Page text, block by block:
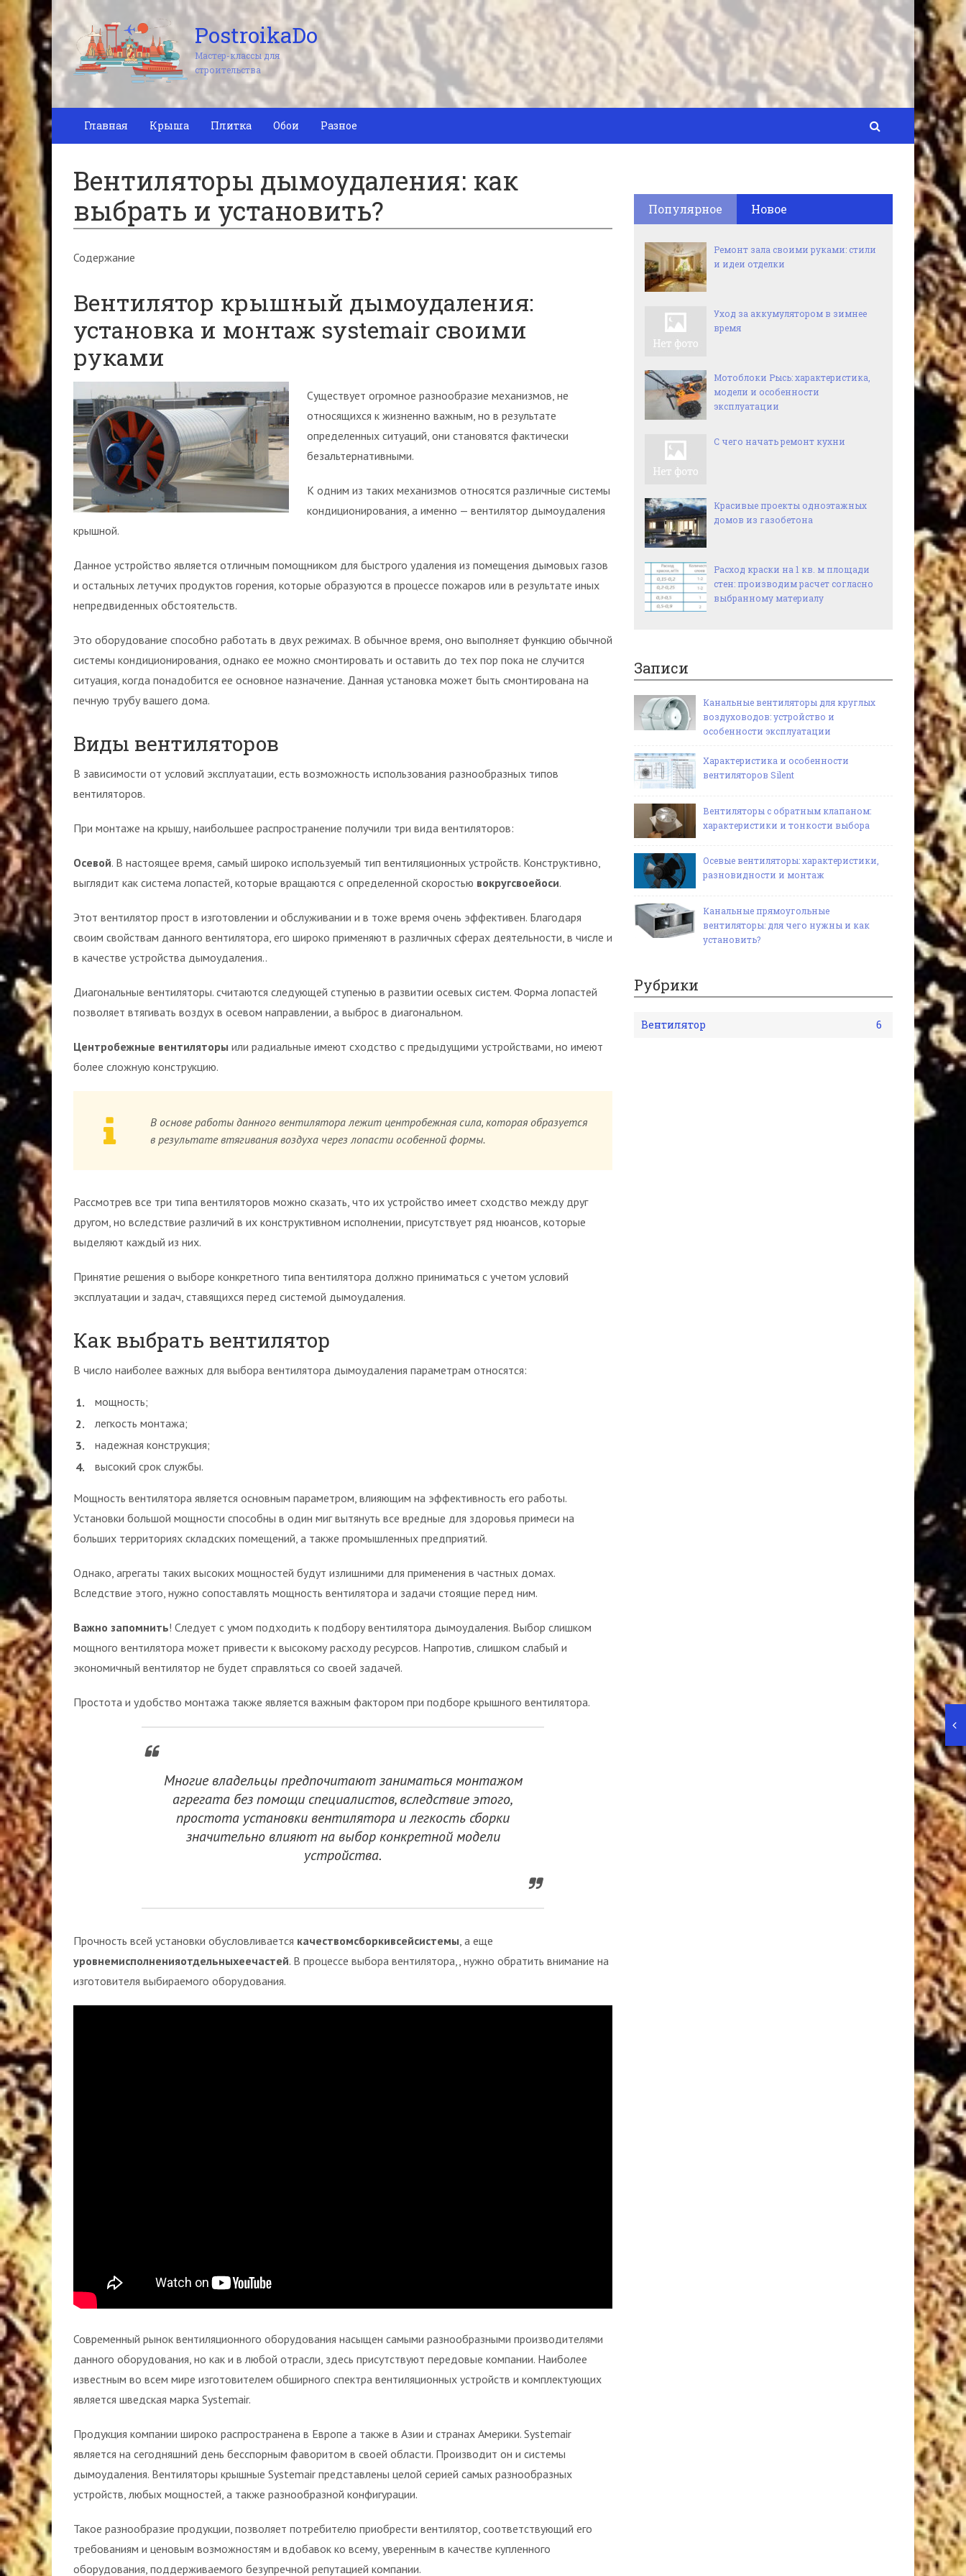
PostroikaDo
Мастер-классы для
строительства
Главная Крыша Плитка Обои Разное
Вентиляторы дымоудаления: как
выбрать и установить?
Содержание
Вентилятор крышный дымоудаления:
установка и монтаж systemair своими
руками
Существует огромное разнообразие механизмов, не
относящихся к жизненно важным, но в результате
определенных ситуаций, они становятся фактически
безальтернативными.
К одним из таких механизмов относятся различные системы
кондиционирования, а именно — вентилятор дымоудаления
крышной.
Данное устройство является отличным помощником для быстрого удаления из помещения дымовых газов
и остальных летучих продуктов горения, которые образуются в процессе пожаров или в результате иных
непредвиденных обстоятельств.
Это оборудование способно работать в двух режимах. В обычное время, оно выполняет функцию обычной
системы кондиционирования, однако ее можно смонтировать и оставить до тех пор пока не случится
ситуация, когда понадобится ее основное назначение. Данная установка может быть смонтирована на
печную трубу вашего дома.
Виды вентиляторов
В зависимости от условий эксплуатации, есть возможность использования разнообразных типов
вентиляторов.
При монтаже на крышу, наибольшее распространение получили три вида вентиляторов:
Осевой. В настоящее время, самый широко используемый тип вентиляционных устройств. Конструктивно,
выглядит как система лопастей, которые вращаются с определенной скоростью вокругсвоейоси.
Этот вентилятор прост в изготовлении и обслуживании и в тоже время очень эффективен. Благодаря
своим свойствам данного вентилятора, его широко применяют в различных сферах деятельности, в числе и
в качестве устройства дымоудаления..
Диагональные вентиляторы. считаются следующей ступенью в развитии осевых систем. Форма лопастей
позволяет втягивать воздух в осевом направлении, а выброс в диагональном.
Центробежные вентиляторы или радиальные имеют сходство с предыдущими устройствами, но имеют
более сложную конструкцию.
В основе работы данного вентилятора лежит центробежная сила, которая образуется
в результате втягивания воздуха через лопасти особенной формы.
Рассмотрев все три типа вентиляторов можно сказать, что их устройство имеет сходство между друг
другом, но вследствие различий в их конструктивном исполнении, присутствует ряд нюансов, которые
выделяют каждый из них.
Принятие решения о выборе конкретного типа вентилятора должно приниматься с учетом условий
эксплуатации и задач, ставящихся перед системой дымоудаления.
Как выбрать вентилятор
В число наиболее важных для выбора вентилятора дымоудаления параметрам относятся:
мощность;
легкость монтажа;
надежная конструкция;
высокий срок службы.
Мощность вентилятора является основным параметром, влияющим на эффективность его работы.
Установки большой мощности способны в один миг вытянуть все вредные для здоровья примеси на
больших территориях складских помещений, а также промышленных предприятий.
Однако, агрегаты таких высоких мощностей будут излишними для применения в частных домах.
Вследствие этого, нужно сопоставлять мощность вентилятора и задачи стоящие перед ним.
Важно запомнить! Следует с умом подходить к подбору вентилятора дымоудаления. Выбор слишком
мощного вентилятора может привести к высокому расходу ресурсов. Напротив, слишком слабый и
экономичный вентилятор не будет справляться со своей задачей.
Простота и удобство монтажа также является важным фактором при подборе крышного вентилятора.
Многие владельцы предпочитают заниматься монтажом
агрегата без помощи специалистов, вследствие этого,
простота установки вентилятора и легкость сборки
значительно влияют на выбор конкретной модели
устройства.
Прочность всей установки обусловливается качествомсборкивсейсистемы, а еще
уровнемисполненияотдельныхеечастей. В процессе выбора вентилятора,, нужно обратить внимание на
изготовителя выбираемого оборудования.
Современный рынок вентиляционного оборудования насыщен самыми разнообразными производителями
данного оборудования, но как и в любой отрасли, здесь присутствуют передовые компании. Наиболее
известным во всем мире изготовителем обширного спектра вентиляционных устройств и комплектующих
является шведская марка Systemair.
Продукция компании широко распространена в Европе а также в Азии и странах Америки. Systemair
является на сегодняшний день бесспорным фаворитом в своей области. Производит он и системы
дымоудаления. Вентиляторы крышные Systemair представлены целой серией самых разнообразных
устройств, любых мощностей, а также разнообразной конфигурации.
Такое разнообразие продукции, позволяет потребителю приобрести вентилятор, соответствующий его
требованиям и ценовым возможностям и вдобавок ко всему, уверенным в качестве купленного
оборудования, поддерживаемого безупречной репутацией компании.
Популярное Новое
Ремонт зала своими руками: стили
и идеи отделки
Уход за аккумулятором в зимнее
время
Мотоблоки Рысь: характеристика,
модели и особенности
эксплуатации
С чего начать ремонт кухни
Красивые проекты одноэтажных
домов из газобетона
Расход краски на 1 кв. м площади
стен: производим расчет согласно
выбранному материалу
Записи
Канальные вентиляторы для круглых
воздуховодов: устройство и
особенности эксплуатации
Характеристика и особенности
вентиляторов Silent
Вентиляторы с обратным клапаном:
характеристики и тонкости выбора
Осевые вентиляторы: характеристики,
разновидности и монтаж
Канальные прямоугольные
вентиляторы: для чего нужны и как
установить?
Рубрики
Вентилятор 6